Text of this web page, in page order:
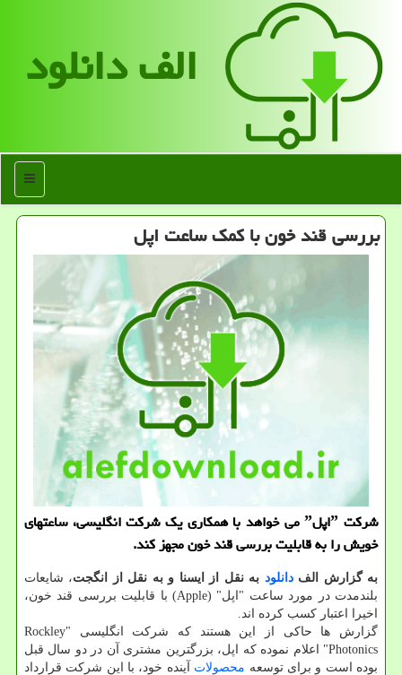
الف دانلود
منو
بررسی قند خون با كمك ساعت اپل
شرکت ˮاپلˮ می خواهد با همکاری یک شرکت انگلیسی، ساعتهای
خویش را به قابلیت بررسی قند خون مجهز کند.
به گزارش الفدانلود به نقل از ایسنا و به نقل از انگجت، شایعات
بلندمدت در مورد ساعت "اپل" (Apple) با قابلیت بررسی قند خون،
اخیرا اعتبار کسب کرده اند.
گزارش ها حاکی از این هستند که شرکت انگلیسی "Rockley
Photonics" اعلام نموده که اپل، بزرگترین مشتری آن در دو سال قبل
بوده است و برای توسعه محصولات آینده خود، با این شرکت قرارداد